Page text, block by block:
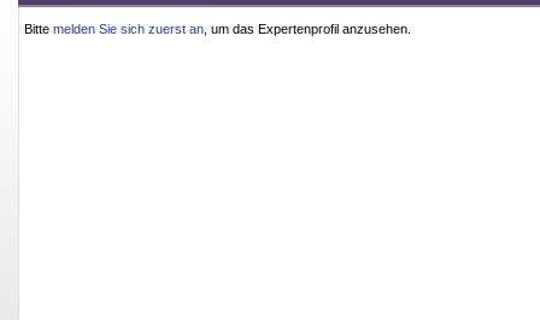
Bitte melden Sie sich zuerst an , um das Expertenprofil anzusehen.